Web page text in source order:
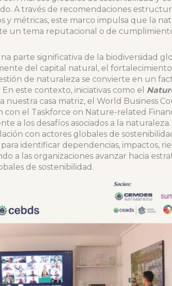
A través de recomendaciones
y métricas, este marco impulsa que la
un tema reputacional o de
parte significativa de la biodiversidad
del capital natural, el fortalecimiento
de naturaleza se convierte en un
este contexto, iniciativas como el
nuestra casa matriz, el World Business
el Taskforce on Nature-related
a los desafíos asociados a la
con actores globales de
identificar dependencias, impactos,
a las organizaciones avanzar hacia
de sostenibilidad.